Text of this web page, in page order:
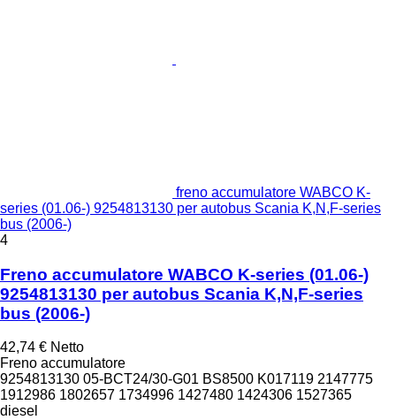
freno accumulatore WABCO K-
series (01.06-) 9254813130 per autobus Scania K,N,F-series
bus (2006-)
4
Freno accumulatore WABCO K-series (01.06-)
9254813130 per autobus Scania K,N,F-series
bus (2006-)
42,74 € Netto
Freno accumulatore
9254813130 05-BCT24/30-G01 BS8500 K017119 2147775
1912986 1802657 1734996 1427480 1424306 1527365
diesel